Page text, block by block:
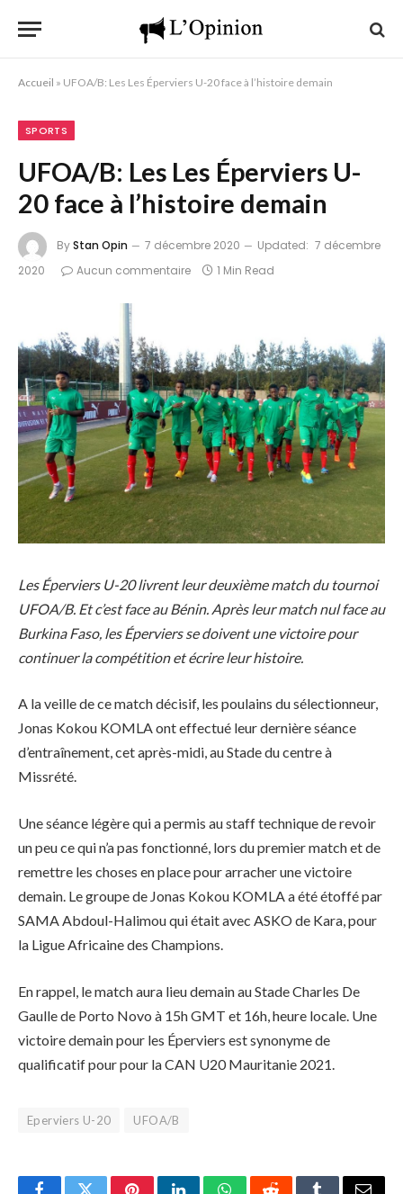
Accueil » UFOA/B: Les Les Éperviers U-20 face à l’histoire demain
SPORTS
UFOA/B: Les Les Éperviers U-
20 face à l’histoire demain
ByStan Opin 7 décembre 2020 Updated: 7 décembre
2020
Aucun commentaire 1 Min Read
Les Éperviers U-20 livrent leur deuxième match du tournoi
UFOA/B. Et c’est face au Bénin. Après leur match nul face au
Burkina Faso, les Éperviers se doivent une victoire pour
continuer la compétition et écrire leur histoire.
A la veille de ce match décisif, les poulains du sélectionneur,
Jonas Kokou KOMLA ont effectué leur dernière séance
d’entraînement, cet après-midi, au Stade du centre à
Missrété.
Une séance légère qui a permis au staff technique de revoir
un peu ce qui n’a pas fonctionné, lors du premier match et de
remettre les choses en place pour arracher une victoire
demain. Le groupe de Jonas Kokou KOMLA a été étoffé par
SAMA Abdoul-Halimou qui était avec ASKO de Kara, pour
la Ligue Africaine des Champions.
En rappel, le match aura lieu demain au Stade Charles De
Gaulle de Porto Novo à 15h GMT et 16h, heure locale. Une
victoire demain pour les Éperviers est synonyme de
qualificatif pour pour la CAN U20 Mauritanie 2021.
Eperviers U-20 UFOA/B